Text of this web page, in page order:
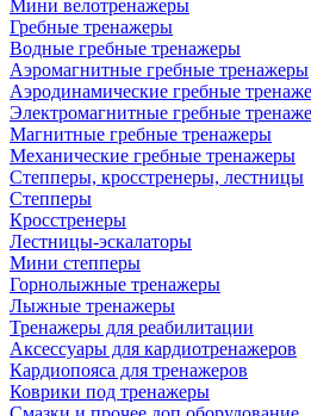
Мини велотренажеры
Гребные тренажеры
Водные гребные тренажеры
Аэромагнитные гребные тренажеры
Аэродинамические гребные
Электромагнитные гребные
Магнитные гребные тренажеры
Механические гребные тренажеры
Степперы, кросстренеры, лестницы
Степперы
Кросстренеры
Лестницы-эскалаторы
Мини степперы
Горнолыжные тренажеры
Лыжные тренажеры
Тренажеры для реабилитации
Аксессуары для кардиотренажеров
Кардиопояса для тренажеров
Коврики под тренажеры